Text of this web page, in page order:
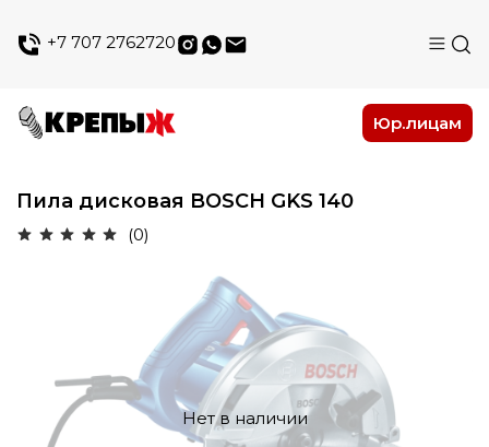
+7 707 2762720
Юр.лицам
Пила дисковая BOSCH GKS 140
(0)
Нет в наличии